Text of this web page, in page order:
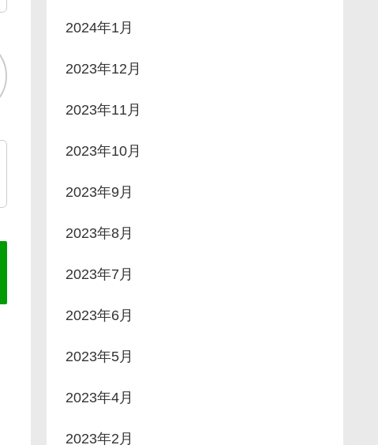
2024年1月
2023年12月
2023年11月
2023年10月
2023年9月
2023年8月
2023年7月
2023年6月
2023年5月
2023年4月
2023年2月